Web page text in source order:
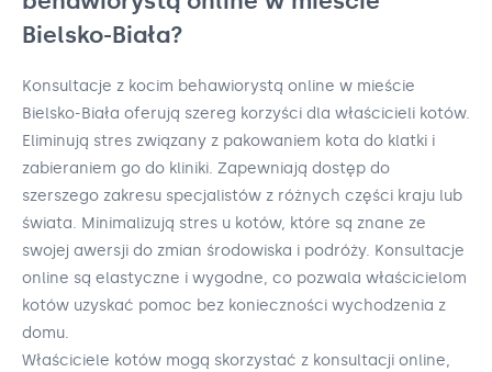
Bielsko-Biała?
Konsultacje z kocim behawiorystą online w mieście
Bielsko-Biała oferują szereg korzyści dla właścicieli kotów.
Eliminują stres związany z pakowaniem kota do klatki i
zabieraniem go do kliniki. Zapewniają dostęp do
szerszego zakresu specjalistów z różnych części kraju lub
świata. Minimalizują stres u kotów, które są znane ze
swojej awersji do zmian środowiska i podróży. Konsultacje
online są elastyczne i wygodne, co pozwala właścicielom
kotów uzyskać pomoc bez konieczności wychodzenia z
domu.
Właściciele kotów mogą skorzystać z konsultacji online,